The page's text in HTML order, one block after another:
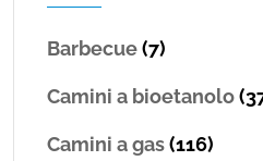
Barbecue (7)
Camini a bioetanolo
Camini a gas (116)